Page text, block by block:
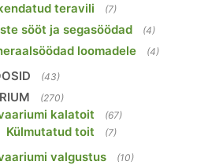
teravili (7)
sööt ja segasöödad (4)
loomadele (4)
(43)
(270)
kalatoit (67)
Külmutatud toit (7)
valgustus (10)